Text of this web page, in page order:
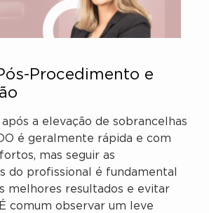
Procedimento e
a elevação de sobrancelhas
é geralmente rápida e com
mas seguir as
do profissional é fundamental
melhores resultados e evitar
comum observar um leve